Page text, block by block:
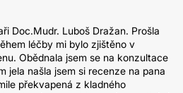
Doc.Mudr. Luboš Dražan. Prošla
léčby mi bylo zjištěno v
Obědnala jsem se na konzultace
jela našla jsem si recenze na pana
překvapená z kladného